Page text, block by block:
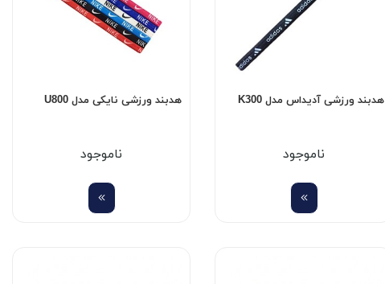
هدبند ورزشی آدیداس مدل K300
ناموجود
هدبند ورزشی نایکی مدل U800
ناموجود